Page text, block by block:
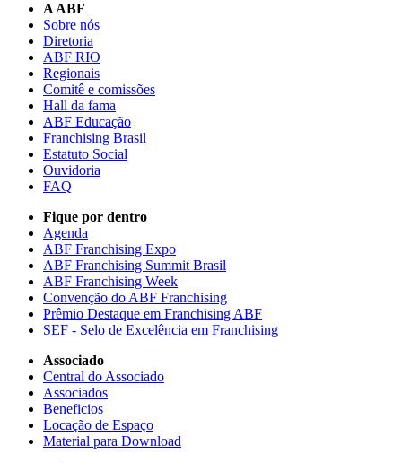
A ABF
Sobre nós
Diretoria
ABF RIO
Regionais
Comitê e comissões
Hall da fama
ABF Educação
Franchising Brasil
Estatuto Social
Ouvidoria
FAQ
Fique por dentro
Agenda
ABF Franchising Expo
ABF Franchising Summit Brasil
ABF Franchising Week
Convenção do ABF Franchising
Prêmio Destaque em Franchising ABF
SEF - Selo de Excelência em Franchising
Associado
Central do Associado
Associados
Beneficios
Locação de Espaço
Material para Download